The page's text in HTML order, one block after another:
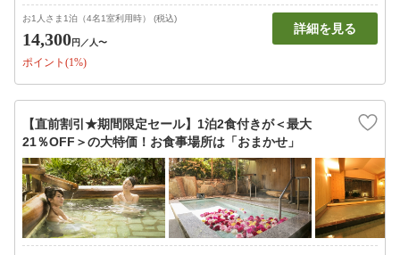
お1人さま1泊（4名1室利用時） (税込)
14,300円 ／人〜
ポイント(1%)
詳細を見る
【直前割引★期間限定セール】1泊2食付きが＜最大
21％OFF＞の大特価！お食事場所は「おまかせ」